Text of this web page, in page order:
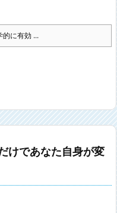
的に有効 ...
けであなた自身が変